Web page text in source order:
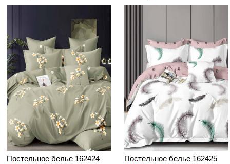
Постельное белье 162424
Постельное белье 162425